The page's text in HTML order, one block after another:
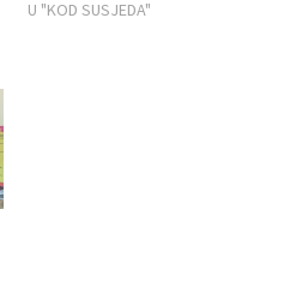
U "KOD SUSJEDA"